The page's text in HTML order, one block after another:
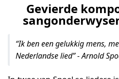
Gevierde
“Ik ben een gelukkig mens,
Nederlandse lied” - Arnold